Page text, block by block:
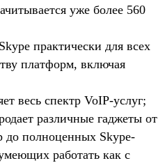
уже более 560
практически для всех
платформ, включая
весь спектр VoIP-услуг;
различные гаджеты от
до полноценных Skype-
работать как с